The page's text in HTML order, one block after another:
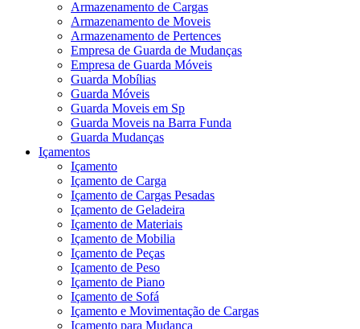
Armazenamento de Cargas
Armazenamento de Moveis
Armazenamento de Pertences
Empresa de Guarda de Mudanças
Empresa de Guarda Móveis
Guarda Mobílias
Guarda Móveis
Guarda Moveis em Sp
Guarda Moveis na Barra Funda
Guarda Mudanças
Içamentos
Içamento
Içamento de Carga
Içamento de Cargas Pesadas
Içamento de Geladeira
Içamento de Materiais
Içamento de Mobilia
Içamento de Peças
Içamento de Peso
Içamento de Piano
Içamento de Sofá
Içamento e Movimentação de Cargas
Içamento para Mudança